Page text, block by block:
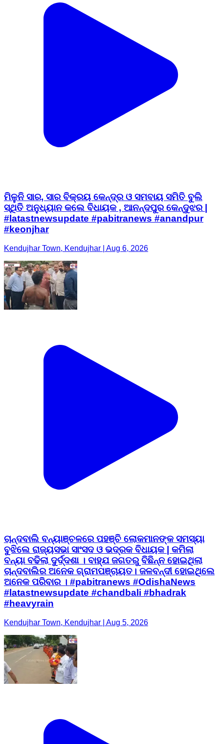
ମିଳୁନି ସାର, ସାର ବିକ୍ରୟ କେନ୍ଦ୍ର ଓ ସମବାୟ ସମିତି ବୁଲି
ସ୍ଥିତି ଅନୁଧ୍ୟାନ କଲେ ବିଧାୟକ , ଆନନ୍ଦପୁର କେନ୍ଦୁଝର |
#latastnewsupdate #pabitranews #anandpur
#keonjhar
Kendujhar Town, Kendujhar | Aug 6, 2026
ଚାନ୍ଦବାଲି ବନ୍ୟାଞ୍ଚଳରେ ପହଞ୍ଚି ଲୋକମାନଙ୍କ ସମସ୍ୟା
ବୁଝିଲେ ରାଜ୍ୟସଭା ସାଂସଦ ଓ ଭଦ୍ରକ ବିଧାୟକ | କମିଲା
ବନ୍ୟା ବଢିଲା ଦୁର୍ଦ୍ଦଶା । ବାହ୍ଯ ଜଗତରୁ ବିଛିନ୍ନ ହୋଇଥିଲା
ଚାନ୍ଦବାଲିର ଅନେକ ଗ୍ରାମପଞ୍ଚାୟତ। ଜଳବନ୍ଦୀ ହୋଇଥିଲେ
ଅନେକ ପରିବାର । #pabitranews #OdishaNews
#latastnewsupdate #chandbali #bhadrak
#heavyrain
Kendujhar Town, Kendujhar | Aug 5, 2026